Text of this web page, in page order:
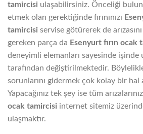
tamircisi ulaşabilirsiniz. Önceliği
etmek olan gerektiğinde fırınınızı
tamircisi servise götürerek de
gereken parça da Esenyurt fırın ocak
deneyimli elemanları sayesinde işinde
tarafından değiştirilmektedir. Böylelikle
sorunlarını gidermek çok kolay bir hal
Yapacağınız tek şey ise tüm
ocak tamircisi internet sitemiz
ulaşmaktır.